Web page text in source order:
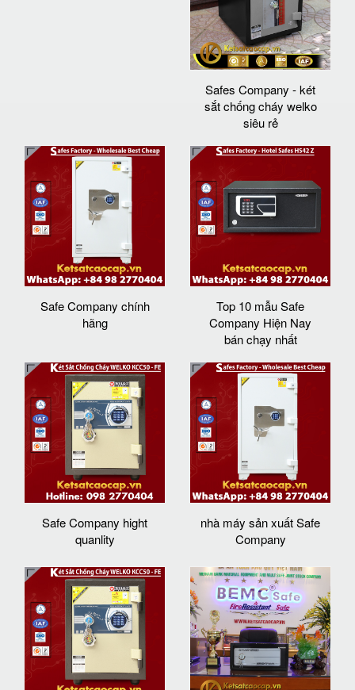
Safes Company - két
sắt chống cháy welko
siêu rẻ
Safe Company chính
hãng
Top 10 mẫu Safe
Company Hiện Nay
bán chạy nhất
Safe Company hight
quanlity
nhà máy sản xuất Safe
Company